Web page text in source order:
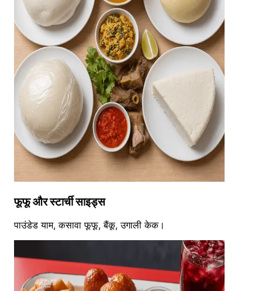
फूफू और स्टार्ची साइड्स
पाउंडेड याम, कसावा फूफू, बैंकू, उगाली केक।